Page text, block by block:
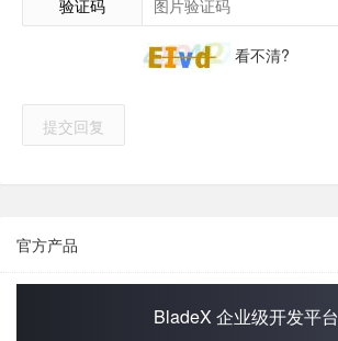
验证码
看不清?
提交回复
官方产品
BladeX 企业级开发平台